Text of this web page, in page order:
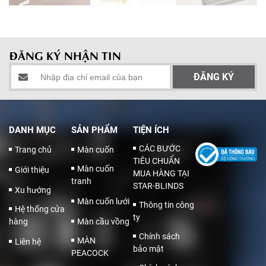
ĐĂNG KÝ NHẬN TIN
DANH MỤC
Trang chủ
Giới thiệu
Xu hướng
Hệ thống cửa
hàng
Liên hệ
SẢN PHẨM
Màn cuốn
Màn cuốn
tranh
Màn cuốn lưới
Màn cầu vồng
MÀN
PEACOCK
TIỆN ÍCH
CÁC BƯỚC
TIÊU CHUẨN
MUA HÀNG TẠI
STAR-BLINDS
Thông tin công
ty
Chính sách
bảo mật